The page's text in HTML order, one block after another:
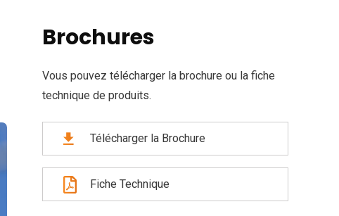
Brochures
Vous pouvez télécharger la brochure ou la fiche
technique de produits.
Télécharger la Brochure
Fiche Technique